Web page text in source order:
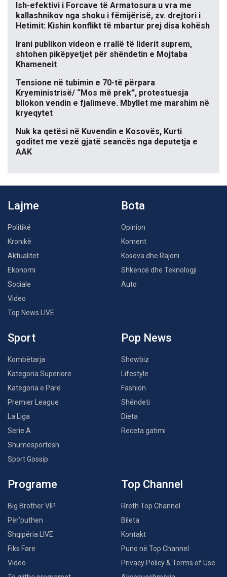
Ish-efektivi i Forcave të Armatosura u vra me
kallashnikov nga shoku i fëmijërisë, zv. drejtori i
Hetimit: Kishin konflikt të mbartur prej disa kohësh
Irani publikon videon e rrallë të liderit suprem,
shtohen pikëpyetjet për shëndetin e Mojtaba
Khameneit
Tensione në tubimin e 70-të përpara
Kryeministrisë/ “Mos më prek”, protestuesja
bllokon vendin e fjalimeve. Mbyllet me marshim në
kryeqytet
Nuk ka qetësi në Kuvendin e Kosovës, Kurti
goditet me vezë gjatë seancës nga deputetja e
AAK
Lajme
Politikë
Kronikë
Aktualitet
Ekonomi
Sociale
Video
Top News LIVE
Bota
Opinion
Koment
Kosova dhe Rajoni
Shkencë dhe Teknologji
Auto
Sport
Kombëtarja
Kategoria Superiore
Kategoria e Parë
Premier League
La Liga
Serie A
Shumësportësh
Sport Gossip
Pop News
Showbiz
Lifestyle
Fashion
Shëndeti
Dieta
Receta gatimi
Programe
Big Brother VIP
Për’puthen
Shqipëria LIVE
Fiks Fare
Video
Top Channel
Rreth Top Channel
Bileta
Kontakt
Puno në Top Channel
Privacy Policy & Terms of Use